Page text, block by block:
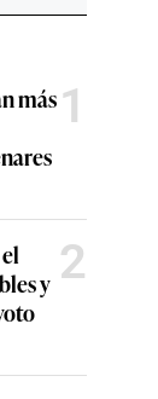
más1
y 2